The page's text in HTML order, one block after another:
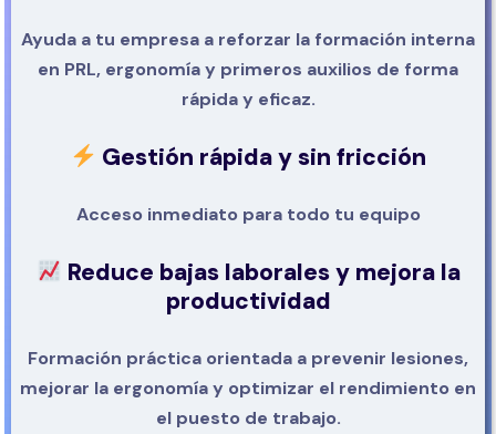
Ayuda a tu empresa a reforzar la formación interna
en PRL, ergonomía y primeros auxilios de forma
rápida y eficaz.
Gestión rápida y sin fricción
Acceso inmediato para todo tu equipo
Reduce bajas laborales y mejora la
productividad
Formación práctica orientada a prevenir lesiones,
mejorar la ergonomía y optimizar el rendimiento en
el puesto de trabajo.